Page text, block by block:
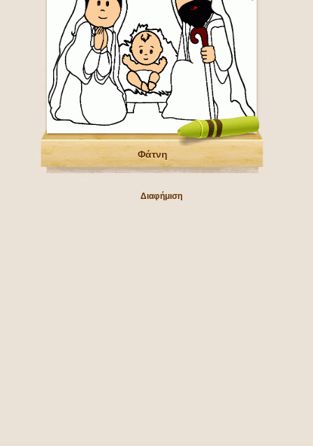
Φάτνη
Διαφήμιση